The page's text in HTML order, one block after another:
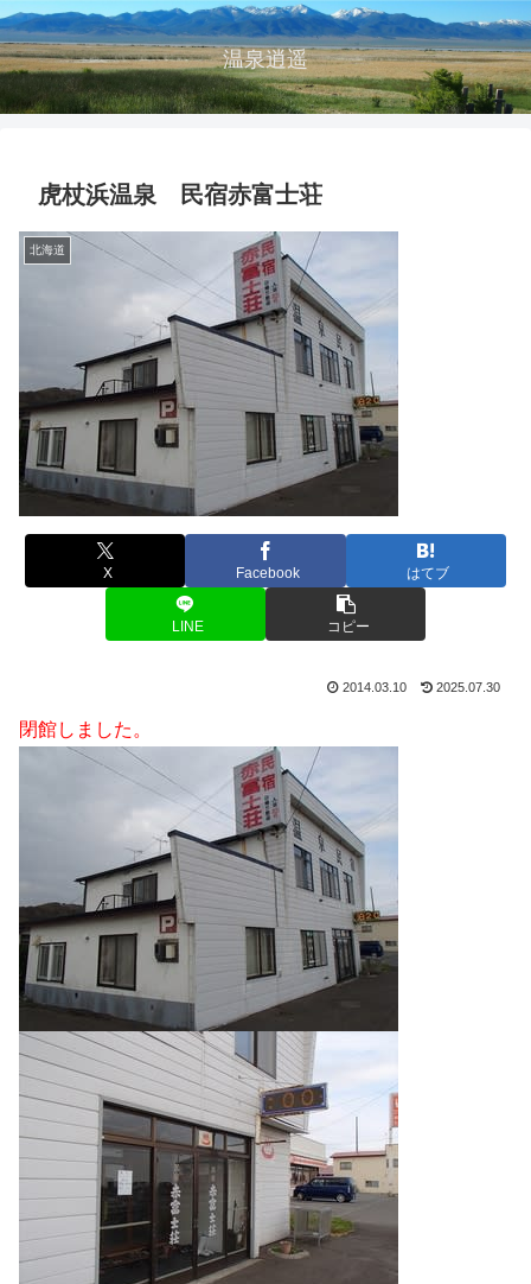
温泉逍遥
虎杖浜温泉 民宿赤富士荘
北海道
X Facebook はてブ
LINE コピー
2014.03.10 2025.07.30
閉館しました。